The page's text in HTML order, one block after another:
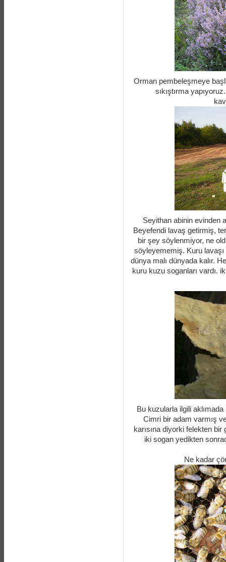
Orman pembeleşmeye
sıkıştırma
Seyithan abinin evinden
Beyefendi lavaş getirmiş,
bir şey söylenmiyor, ne
söyleyememiş. Kuru lavaşı
dünya malı dünyada kalır.
kuru kuzu soganları vardı.
Bu kuzularla ilgili
Cimri bir adam varmış
karısına diyorki felekten
iki sogan yedikten
Ne kadar